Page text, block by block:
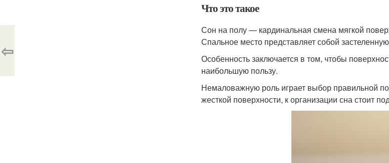
Что это такое
Сон на полу — кардинальная смена мягкой
Спальное место представляет собой
Особенность заключается в том, чтобы
наибольшую пользу.
Немаловажную роль играет выбор правильной
жесткой поверхности, к организации сна стоит
⇦